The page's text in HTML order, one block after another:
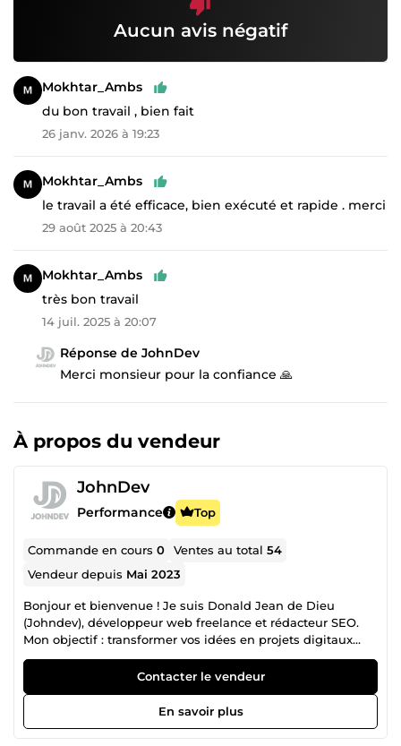
Aucun avis négatif
Mokhtar_Ambs
du bon travail , bien fait
26 janv. 2026 à 19:23
Mokhtar_Ambs
le travail a été efficace, bien exécuté et rapide . merci
29 août 2025 à 20:43
Mokhtar_Ambs
très bon travail
14 juil. 2025 à 20:07
Réponse de JohnDev
Merci monsieur pour la confiance 🙏
À propos du vendeur
JohnDev
Performance Top
Commande en cours0 Ventes au total54
Vendeur depuis Mai 2023
Bonjour et bienvenue ! Je suis Donald Jean de Dieu
(Johndev), développeur web freelance et rédacteur SEO.
Mon objectif : transformer vos idées en projets digitaux
rentables. Développement web : création de sites
modernes, responsives et sécurisés (WordPress, Laravel,
ReactJS, PHP, etc.). Rédaction &amp; SEO : contenus
optimisés pour Google (articles, blogs, fiches produits) afin
de booster votre visibilité. Marketing digital : stratégies
Contacter le vendeur
En savoir plus